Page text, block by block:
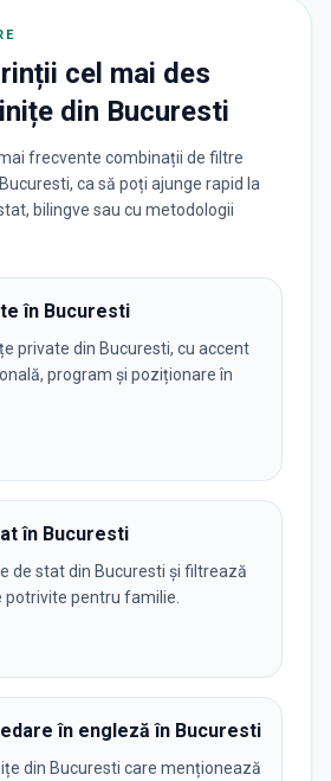
cel mai des
din Bucuresti
frecvente combinații de filtre
ca să poți ajunge rapid la
bilingve sau cu metodologii
în Bucuresti
private din Bucuresti, cu accent
program și poziționare în
în Bucuresti
de stat din Bucuresti și filtrează
potrivite pentru familie.
în engleză în Bucuresti
din Bucuresti care menționează